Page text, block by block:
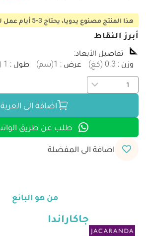
هذا المنتج مصنوع يدويا، يحتاج 3-5 أيام عمل ليصل لمستودعاتنا
أبرز النقاط
تفاصيل الأبعاد:
وزن :
0.3
(كغ) عرض :
1
(سم) طول :
1
(
اضافة الى العربة
طلب عن طريق
اضافة الى المفضلة
من هو البائع
جاكاراندا